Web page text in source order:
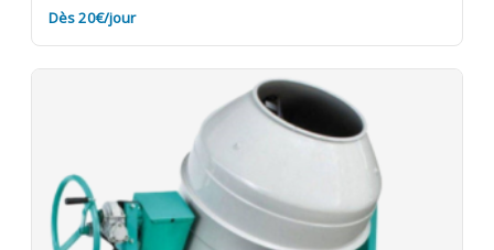
Dès 20€/jour